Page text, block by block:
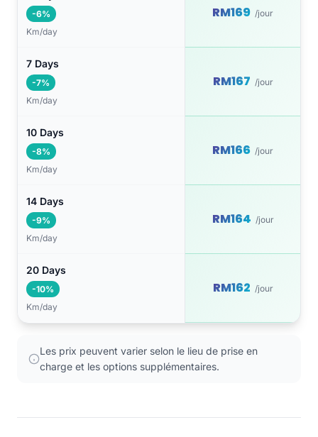
-6%
Km/day
RM169 /jour
7 Days
-7%
Km/day
RM167 /jour
10 Days
-8%
Km/day
RM166 /jour
14 Days
-9%
Km/day
RM164 /jour
20 Days
-10%
Km/day
RM162 /jour
Les prix peuvent varier selon le lieu de prise en
charge et les options supplémentaires.